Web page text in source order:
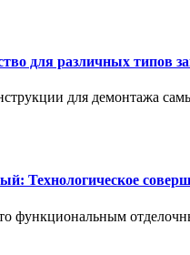
для различных типов
для демонтажа
Технологическое
функциональным